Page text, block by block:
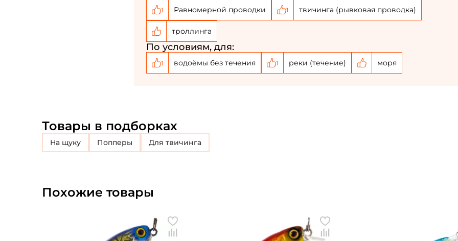
1 Равномерной проводки 1 твичинга (рывковая проводка)
троллинга
По условиям, для:
1 водоёмы без течения 1 реки (течение) моря
Товары в подборках
на щуку Попперы для твичинга
Похожие товары
Повторите пароль: *
Создать аккаунт